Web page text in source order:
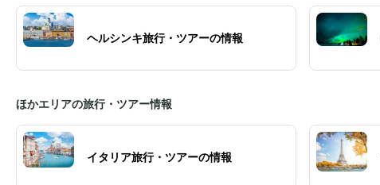
ヘルシンキ旅行・ツアーの情報
ほかエリアの旅行・ツアー情報
イタリア旅行・ツアーの情報